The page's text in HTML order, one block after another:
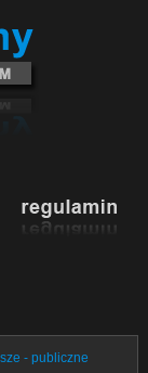
- publiczne